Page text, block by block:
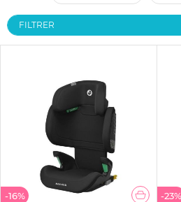
FILTRER
-16% -23%